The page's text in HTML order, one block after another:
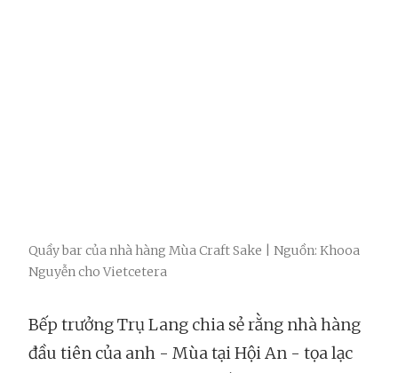
Quầy bar của nhà hàng Mùa Craft Sake | Nguồn: Khooa
Nguyễn cho Vietcetera
Bếp trưởng Trụ Lang chia sẻ rằng nhà hàng
đầu tiên của anh - Mùa tại Hội An - tọa lạc